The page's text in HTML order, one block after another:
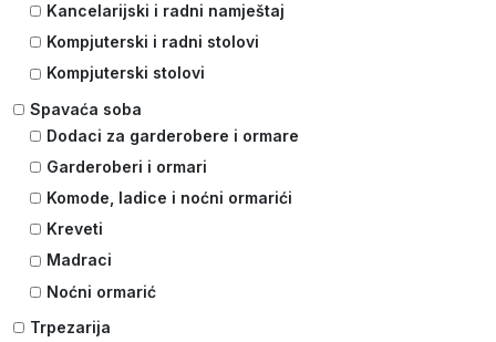
Kancelarijski i radni namještaj
Kompjuterski i radni stolovi
Kompjuterski stolovi
Spavaća soba
Dodaci za garderobere i ormare
Garderoberi i ormari
Komode, ladice i noćni ormarići
Kreveti
Madraci
Noćni ormarić
Trpezarija